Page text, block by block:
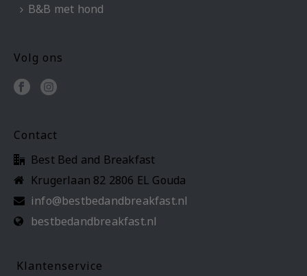
B&B met hond
Volg ons
Contact
Best Bed and Breakfast
Krugerlaan 82 2806 EL Gouda
info@bestbedandbreakfast.nl
bestbedandbreakfast.nl
Klantenservice